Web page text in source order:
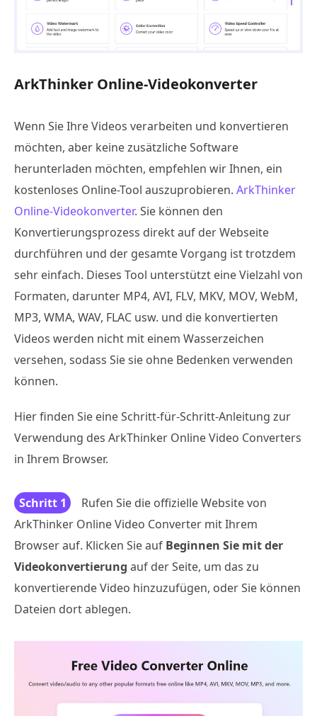
ArkThinker Online-Videokonverter
Wenn Sie Ihre Videos verarbeiten und konvertieren
möchten, aber keine zusätzliche Software
herunterladen möchten, empfehlen wir Ihnen, ein
kostenloses Online-Tool auszuprobieren. ArkThinker
Online-Videokonverter. Sie können den
Konvertierungsprozess direkt auf der Webseite
durchführen und der gesamte Vorgang ist trotzdem
sehr einfach. Dieses Tool unterstützt eine Vielzahl von
Formaten, darunter MP4, AVI, FLV, MKV, MOV, WebM,
MP3, WMA, WAV, FLAC usw. und die konvertierten
Videos werden nicht mit einem Wasserzeichen
versehen, sodass Sie sie ohne Bedenken verwenden
können.
Hier finden Sie eine Schritt-für-Schritt-Anleitung zur
Verwendung des ArkThinker Online Video Converters
in Ihrem Browser.
Schritt 1
Rufen Sie die offizielle Website von
ArkThinker Online Video Converter mit Ihrem
Browser auf. Klicken Sie auf Beginnen Sie mit der
Videokonvertierung auf der Seite, um das zu
konvertierende Video hinzuzufügen, oder Sie können
Dateien dort ablegen.